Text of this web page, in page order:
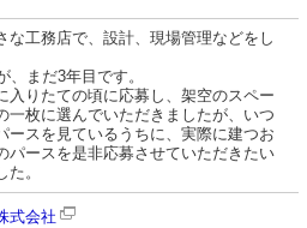
な工務店で、設計、現場管理などをし
、まだ3年目です。
入りたての頃に応募し、架空のスペー
一枚に選んでいただきましたが、いつ
ースを見ているうちに、実際に建つお
パースを是非応募させていただきたい
た。
式会社